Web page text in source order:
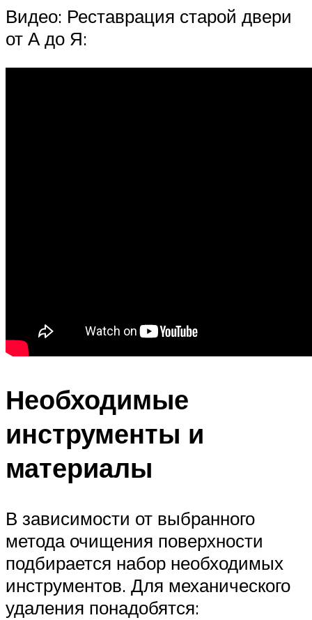
Видео: Реставрация старой двери
от А до Я:
Необходимые
инструменты и
материалы
В зависимости от выбранного
метода очищения поверхности
подбирается набор необходимых
инструментов. Для механического
удаления понадобятся: